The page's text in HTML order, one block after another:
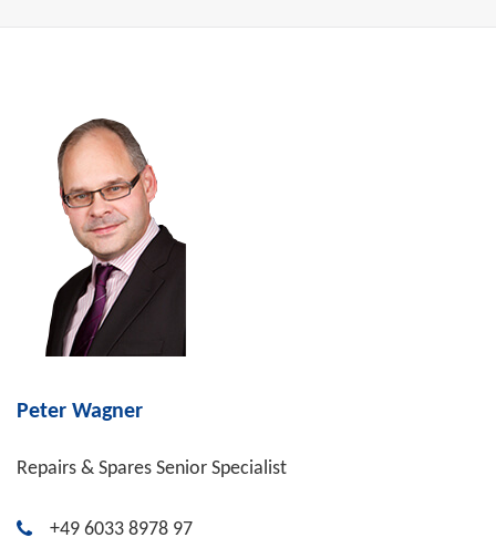
Peter Wagner
Repairs & Spares Senior Specialist
+49 6033 8978 97